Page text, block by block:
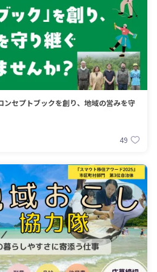
ンセプトブックを創り、地域の営みを守
49